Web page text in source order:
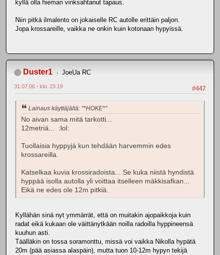
kyllä olla hieman vinksahtanut tapaus.
Niin pitkä ilmalento on jokaiselle RC autolle erittäin paljon.
Jopa krossareille, vaikka ne onkin kuin kotonaan hypyissä.
Duster1 JoeUa RC
#447
31.07.06 - klo: 23.19
Lainaus käyttäjältä: "*HOKE*"
No aivan sama mitä tarkotti...
12metriä... :lol:
Tuollaisia hyppyjä kun tehdään harvemmin edes
krossareilla.
Katselkaa kuvia krossiradoista... Se kuka niistä hyndistä
hyppää isolla autolla yli voittaa itselleen mäkkisafkan...
Eikä ne edes ole 12m pitkiä.
Kyllähän sinä nyt ymmärrät, että on muitakin ajopaikkoja kuin
radat eikä kukaan ole väittänytkään noilla radoilla hyppineensä
kuuhun asti.
Täälläkin on tossa soramonttu, missä voi vaikka Nikolla hypätä
20m (pää asiassa alaspäin), mutta tuon 10-12m hypyn tekijä